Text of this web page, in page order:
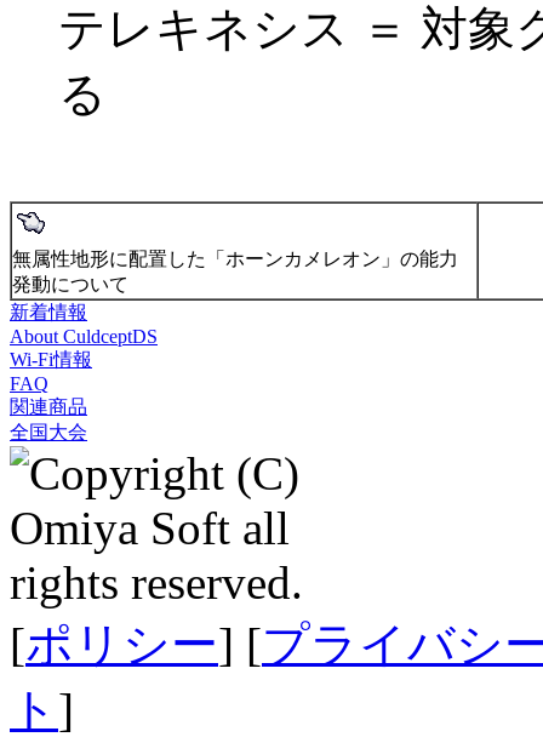
テレキネシス ＝ 対象
る
無属性地形に配置した「ホーンカメレオン」の能力
発動について
新着情報
About CuldceptDS
Wi-Fi情報
FAQ
関連商品
全国大会
[ポリシー] [プライバシ
ト ]